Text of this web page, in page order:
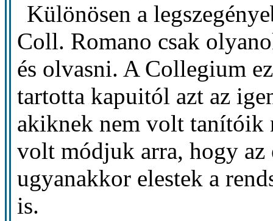
Különösen a
Coll. Romano csak
és olvasni. A Collegium
tartotta kapuitól azt az
akiknek nem volt tanítóik
volt módjuk arra, hogy az
ugyanakkor elestek a
is.